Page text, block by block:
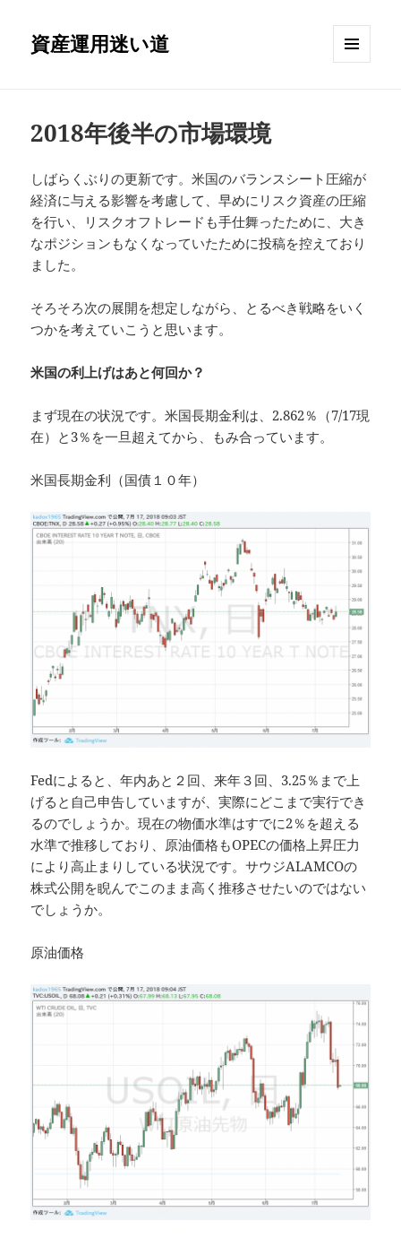
資産運用迷い道
2018年後半の市場環境
しばらくぶりの更新です。米国のバランスシート圧縮が
経済に与える影響を考慮して、早めにリスク資産の圧縮
を行い、リスクオフトレードも手仕舞ったために、大き
なポジションもなくなっていたために投稿を控えており
ました。
そろそろ次の展開を想定しながら、とるべき戦略をいく
つかを考えていこうと思います。
米国の利上げはあと何回か？
まず現在の状況です。米国長期金利は、2.862％（7/17現
在）と3％を一旦超えてから、もみ合っています。
米国長期金利（国債１０年）
Fedによると、年内あと２回、来年３回、3.25％まで上
げると自己申告していますが、実際にどこまで実行でき
るのでしょうか。現在の物価水準はすでに2％を超える
水準で推移しており、原油価格もOPECの価格上昇圧力
により高止まりしている状況です。サウジALAMCOの
株式公開を睨んでこのまま高く推移させたいのではない
でしょうか。
原油価格